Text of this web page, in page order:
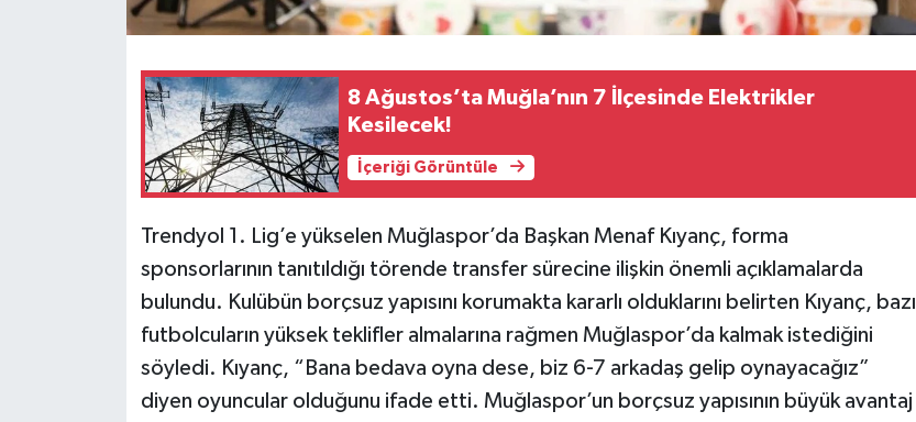
8 Ağustos’ta Muğla’nın 7 İlçesinde Elektrikler
Kesilecek!
İçeriği Görüntüle
Trendyol 1. Lig’e yükselen Muğlaspor’da Başkan Menaf Kıyanç, forma
sponsorlarının tanıtıldığı törende transfer sürecine ilişkin önemli açıklamalarda
bulundu. Kulübün borçsuz yapısını korumakta kararlı olduklarını belirten Kıyanç, bazı
futbolcuların yüksek teklifler almalarına rağmen Muğlaspor’da kalmak istediğini
söyledi. Kıyanç, “Bana bedava oyna dese, biz 6-7 arkadaş gelip oynayacağız”
diyen oyuncular olduğunu ifade etti. Muğlaspor’un borçsuz yapısının büyük avantaj